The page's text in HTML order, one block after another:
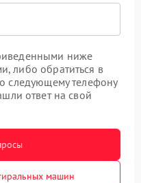
ниже
либо обратиться в
следующему телефону
ответ на свой
машин